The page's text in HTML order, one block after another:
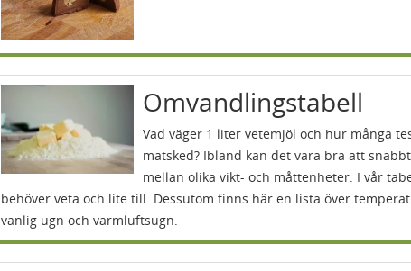
Omvandlingstabell
Vad väger 1 liter vetemjöl och hur många
matsked? Ibland kan det vara bra att
mellan olika vikt- och måttenheter. I vår
behöver veta och lite till. Dessutom finns här en lista över
vanlig ugn och varmluftsugn.